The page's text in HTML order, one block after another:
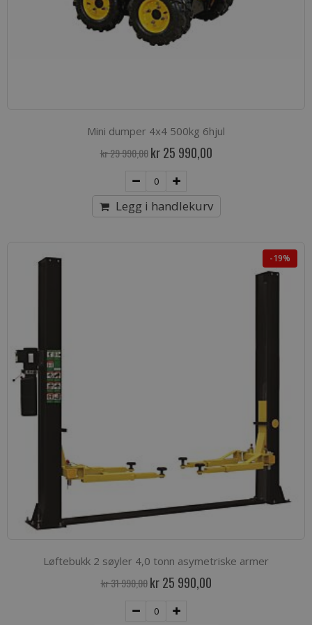
Mini dumper 4x4 500kg 6hjul
kr 29 990,00 Spesialpris
kr 25 990,00
Legg i handlekurv
-19%
Løftebukk 2 søyler 4,0 tonn asymetriske armer
kr 31 990,00 Spesialpris
kr 25 990,00